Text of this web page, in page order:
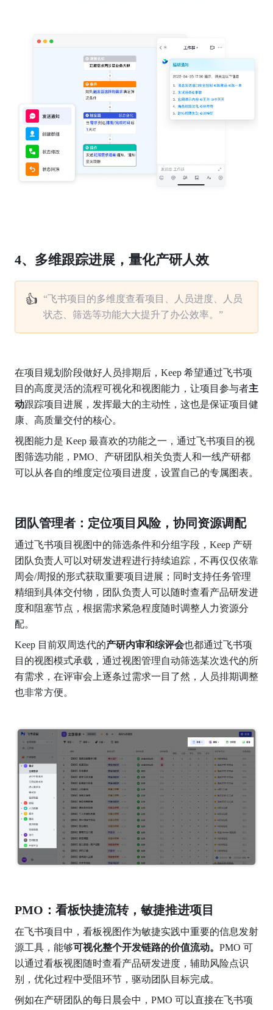
4、多维跟踪进展，量化产研人效
👍
“飞书项目的多维度查看项目、人员进度、人员
状态、筛选等功能大大提升了办公效率。”
在项目规划阶段做好人员排期后，Keep 希望通过飞书项
目的高度灵活的流程可视化和视图能力，让项目参与者主
动跟踪项目进展，发挥最大的主动性，这也是保证项目健
康、高质量交付的核心。
视图能力是 Keep 最喜欢的功能之一，通过飞书项目的视
图筛选功能，PMO、产研团队相关负责人和一线产研都
可以从各自的维度定位项目进度，设置自己的专属图表。
团队管理者：定位项目风险，协同资源调配
通过飞书项目视图中的筛选条件和分组字段，Keep 产研
团队负责人可以对研发进程进行持续追踪，不再仅仅依靠
周会/周报的形式获取重要项目进展；同时支持任务管理
精细到具体交付物，团队负责人可以随时查看产品研发进
度和阻塞节点，根据需求紧急程度随时调整人力资源分
配。
Keep 目前双周迭代的产研内审和综评会也都通过飞书项
目的视图模式承载，通过视图管理自动筛选某次迭代的所
有需求，在评审会上逐条过需求一目了然，人员排期调整
也非常方便。
PMO：看板快捷流转，敏捷推进项目
在飞书项目中，看板视图作为敏捷实践中重要的信息发射
源工具，能够可视化整个开发链路的价值流动。 PMO 可
以通过看板视图随时查看产品研发进度，辅助风险点识
别，优化过程中受阻环节，驱动团队目标完成。
例如在产研团队的每日晨会中，PMO 可以直接在飞书项